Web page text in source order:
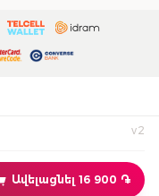
Ավելացնել 16 900 ֏
v2